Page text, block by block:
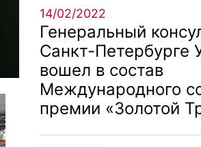
14/02/2022
Генеральный
Санкт-Петербурге
вошел в состав
Международного
премии «Золотой